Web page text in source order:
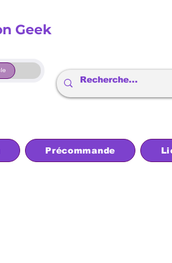
Geek
Précommande